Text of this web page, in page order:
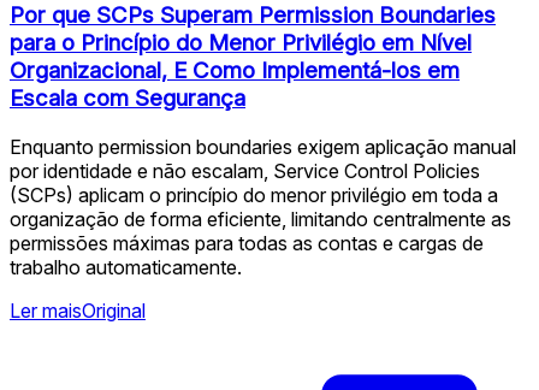
Por que SCPs Superam Permission Boundaries
para o Princípio do Menor Privilégio em Nível
Organizacional, E Como Implementá-los em
Escala com Segurança
Enquanto permission boundaries exigem aplicação manual
por identidade e não escalam, Service Control Policies
(SCPs) aplicam o princípio do menor privilégio em toda a
organização de forma eficiente, limitando centralmente as
permissões máximas para todas as contas e cargas de
trabalho automaticamente.
Ler maisOriginal